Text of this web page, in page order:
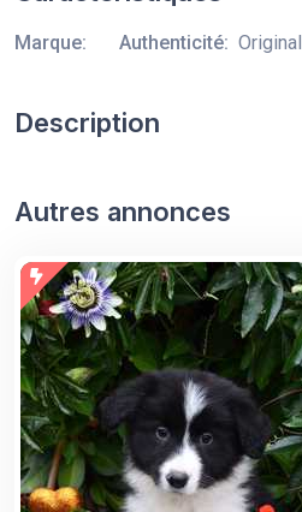
Marque: Authenticité: Original
Description
Autres annonces